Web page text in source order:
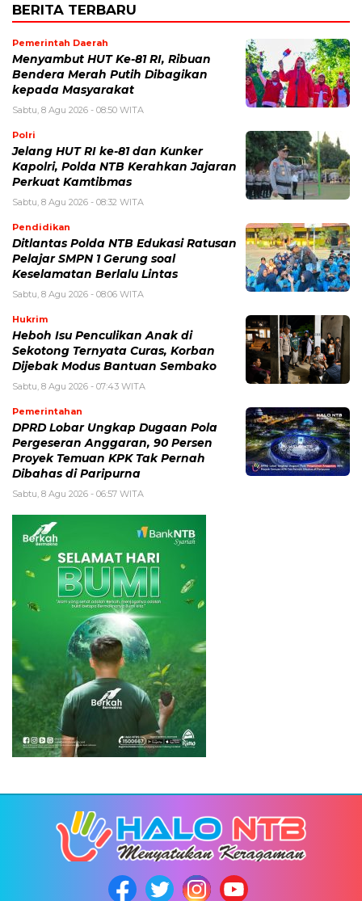
BERITA TERBARU
Pemerintah Daerah
Menyambut HUT Ke-81 RI, Ribuan
Bendera Merah Putih Dibagikan
kepada Masyarakat
Sabtu, 8 Agu 2026 - 08:50 WITA
Polri
Jelang HUT RI ke-81 dan Kunker
Kapolri, Polda NTB Kerahkan Jajaran
Perkuat Kamtibmas
Sabtu, 8 Agu 2026 - 08:32 WITA
Pendidikan
Ditlantas Polda NTB Edukasi Ratusan
Pelajar SMPN 1 Gerung soal
Keselamatan Berlalu Lintas
Sabtu, 8 Agu 2026 - 08:06 WITA
Hukrim
Heboh Isu Penculikan Anak di
Sekotong Ternyata Curas, Korban
Dijebak Modus Bantuan Sembako
Sabtu, 8 Agu 2026 - 07:43 WITA
Pemerintahan
DPRD Lobar Ungkap Dugaan Pola
Pergeseran Anggaran, 90 Persen
Proyek Temuan KPK Tak Pernah
Dibahas di Paripurna
Sabtu, 8 Agu 2026 - 06:57 WITA